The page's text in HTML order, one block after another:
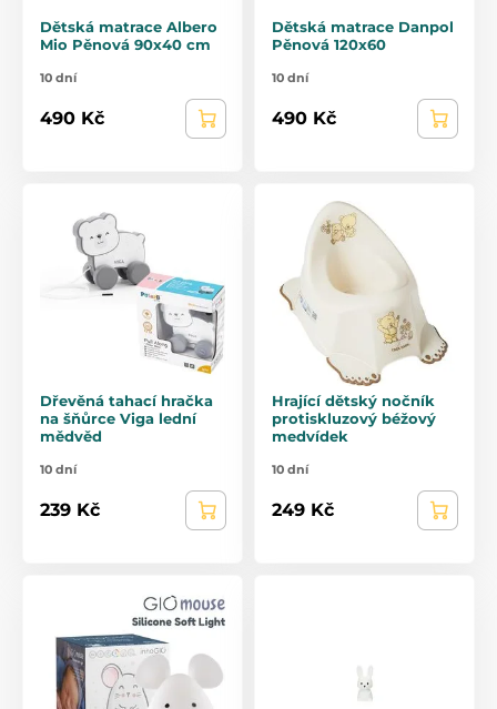
Dětská matrace Albero
Mio Pěnová 90x40 cm
10 dní
490 Kč
Dětská matrace Danpol
Pěnová 120x60
10 dní
490 Kč
Dřevěná tahací hračka
na šňůrce Viga lední
mědvěd
10 dní
239 Kč
Hrající dětský nočník
protiskluzový béžový
medvídek
10 dní
249 Kč